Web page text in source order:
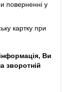
поверненні у
картку при
Ви
зворотній